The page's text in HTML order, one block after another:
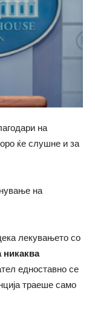
на
ќе слушне и за
на
лекувањето со
никаква
едноставно се
траеше само